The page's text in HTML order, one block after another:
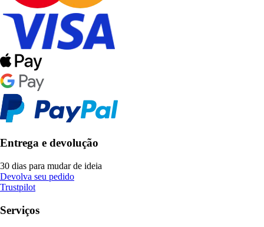
Entrega e devolução
30 dias para mudar de ideia
Devolva seu pedido
Trustpilot
Serviços